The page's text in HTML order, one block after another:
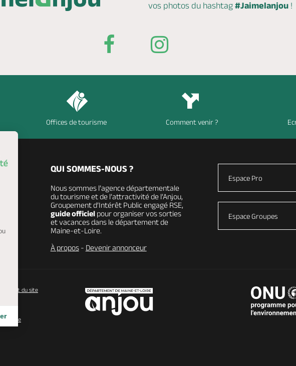
paramètres de confidentialité, en garantissant la conformité avec les
vos photos du hashtag #Jaimelanjou !
Offices de tourisme Comment venir ?
QUI SOMMES-NOUS ?
Nous sommes l’agence départementale
du tourisme et de l’attractivité de l’Anjou,
Groupement d’Intérêt Public engagé RSE,
guide officielpour organiser vos sorties
et vacances dans le département de
Maine-et-Loire.
À propos- Devenir annonceur
Espace Pro
Espace Groupes
du site